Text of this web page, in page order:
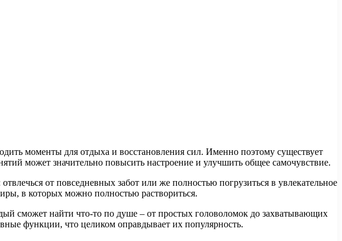
моменты для отдыха и восстановления сил. Именно поэтому существует
может значительно повысить настроение и улучшить общее самочувствие.
от повседневных забот или же полностью погрузиться в увлекательное
в которых можно полностью раствориться.
сможет найти что-то по душе – от простых головоломок до захватывающих
функции, что целиком оправдывает их популярность.